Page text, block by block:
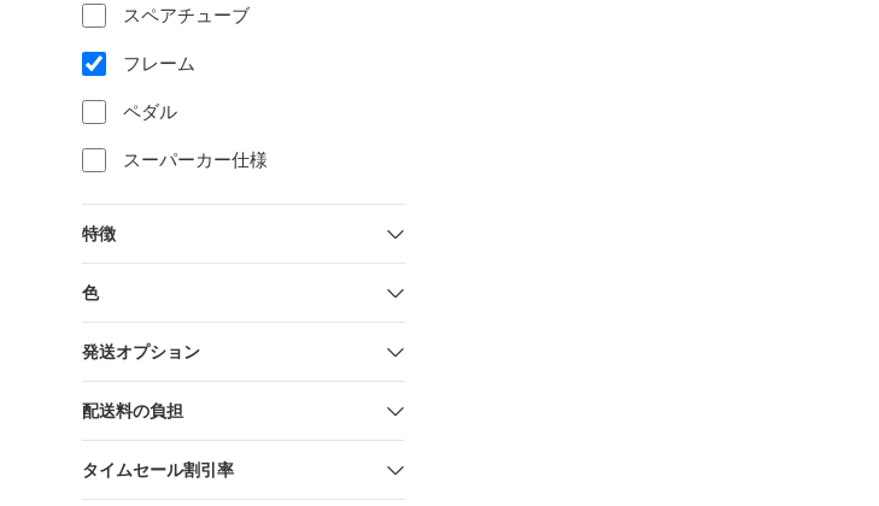
スペアチューブ
フレーム
ペダル
スーパーカー仕様
特徴
色
発送オプション
配送料の負担
タイムセール割引率